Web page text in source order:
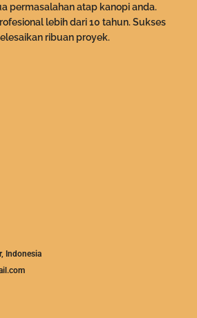
permasalahan atap kanopi anda.
lebih dari 10 tahun. Sukses
ribuan proyek.
Indonesia